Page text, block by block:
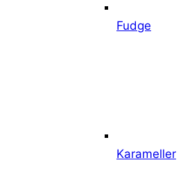
Fudge
Karameller